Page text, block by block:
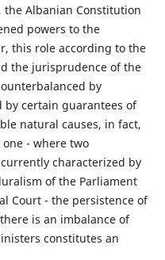
the Albanian Constitution
powers to the
this role according to the
the jurisprudence of the
by
certain guarantees of
natural causes, in fact,
- where two
characterized by
of the Parliament
Court - the persistence of
is an imbalance of
constitutes an